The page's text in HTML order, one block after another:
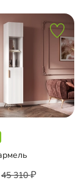
45 310